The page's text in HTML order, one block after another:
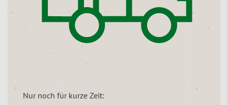
Nur noch für kurze Zeit: